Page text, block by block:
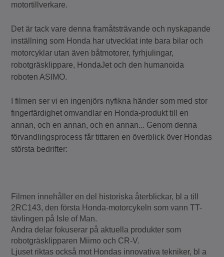
motortillverkare.
Det är tack vare denna framåtsträvande och nyskapande
inställning som Honda har utvecklat inte bara bilar och
motorcyklar utan även båtmotorer, fyrhjulingar,
robotgräsklippare, HondaJet och den humanoida
roboten ASIMO.
I filmen ser vi en ingenjörs nyfikna händer som med stor
fingerfärdighet omvandlar en Honda-produkt till en
annan, och en annan, och en annan... Genom denna
förvandlingsprocess får tittaren en överblick över Hondas
största bedrifter:
Filmen innehåller en del historiska återblickar, bl a till
2RC143, den första Honda-motorcykeln som vann TT-
tävlingen på Isle of Man.
Andra delar fokuserar på aktuella produkter som
robotgräsklipparen Miimo och CR-V.
Ljuset riktas också mot Hondas innovativa tekniker, bl a